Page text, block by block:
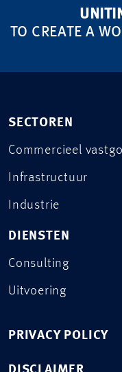
TO CREATE A
SECTOREN
Commercieel
Infrastructuur
Industrie
DIENSTEN
Consulting
Uitvoering
PRIVACY POLICY